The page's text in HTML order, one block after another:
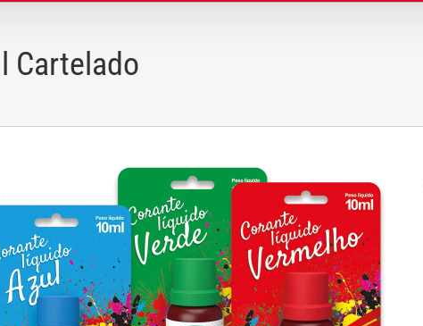
Cartelado